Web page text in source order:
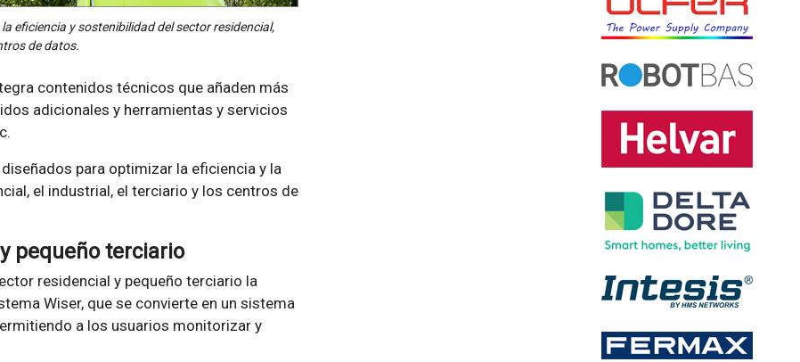
eficiencia y sostenibilidad del sector residencial,
de datos.
contenidos técnicos que añaden más
adicionales y herramientas y servicios
para optimizar la eficiencia y la
el industrial, el terciario y los centros de
pequeño terciario
residencial y pequeño terciario la
Wiser, que se convierte en un sistema
a los usuarios monitorizar y